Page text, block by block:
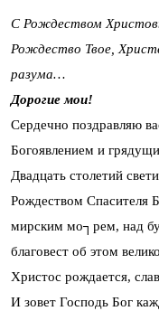
С Рождеством
Рождество Твое,
разума…
Дорогие мои!
Сердечно поздравляю
Богоявлением и
Двадцать столетий
Рождеством Спасителя
мирским мо┐рем, над
благовест об этом
Христос рождается,
И зовет Господь Бог